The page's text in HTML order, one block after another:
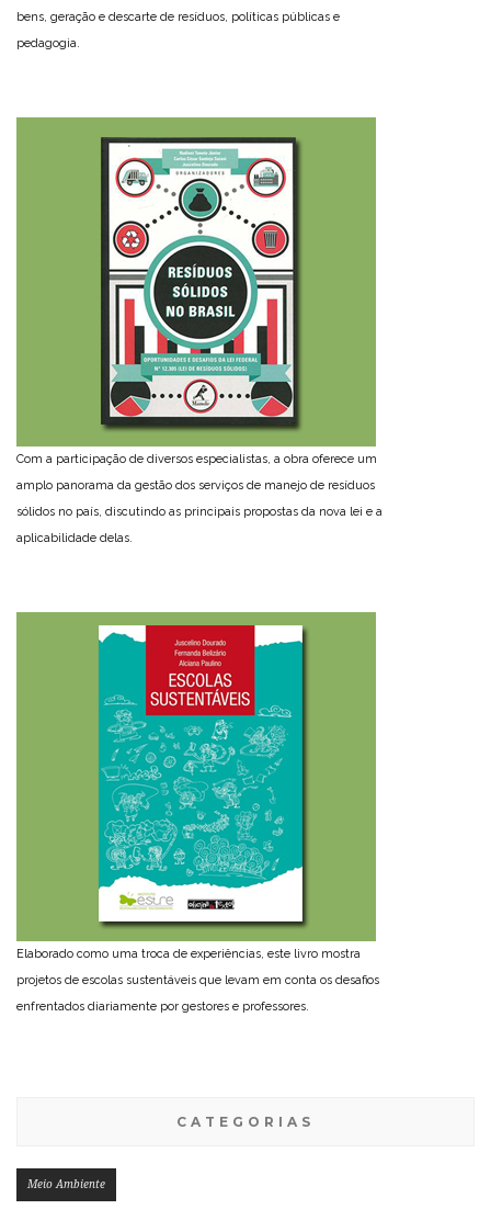
bens, geração e descarte de resíduos, políticas públicas e
pedagogia.
Com a participação de diversos especialistas, a obra oferece um
amplo panorama da gestão dos serviços de manejo de resíduos
sólidos no país, discutindo as principais propostas da nova lei e a
aplicabilidade delas.
Elaborado como uma troca de experiências, este livro mostra
projetos de escolas sustentáveis que levam em conta os desafios
enfrentados diariamente por gestores e professores.
CATEGORIAS
Meio Ambiente